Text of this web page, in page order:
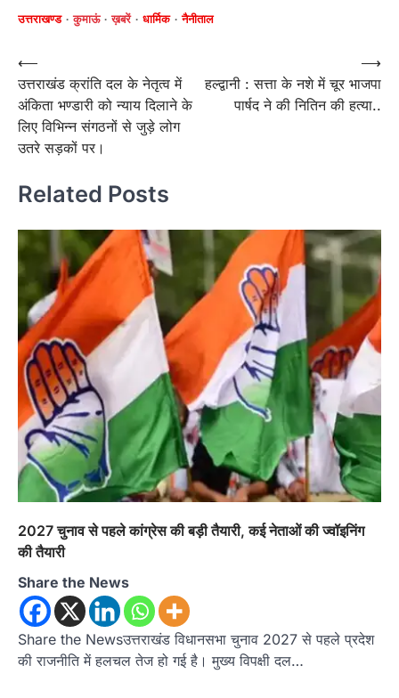
उत्तराखण्ड कुमाऊं ख़बरें धार्मिक नैनीताल
Post
navigation
⟵
उत्तराखंड क्रांति दल के नेतृत्व में
अंकिता भण्डारी को न्याय दिलाने के
लिए विभिन्न संगठनों से जुड़े लोग
उतरे सड़कों पर।
हल्द्वानी : सत्ता के नशे में चूर भाजपा
पार्षद ने की नितिन की हत्या..
⟶
Related Posts
2027 चुनाव से पहले कांग्रेस की बड़ी तैयारी, कई नेताओं की ज्वॉइनिंग
की तैयारी
Share the News
Share the Newsउत्तराखंड विधानसभा चुनाव 2027 से पहले प्रदेश
की राजनीति में हलचल तेज हो गई है। मुख्य विपक्षी दल…